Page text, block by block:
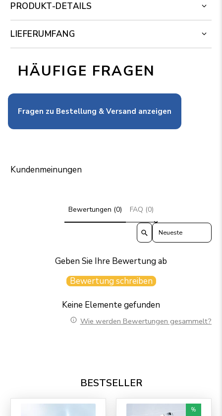
PRODUKT-DETAILS
LIEFERUMFANG
HÄUFIGE FRAGEN
Fragen zu Bestellung & Versand anzeigen
Kundenmeinungen
Bewertungen (0) FAQ (0)
Sort reviews by
Geben Sie Ihre Bewertung ab
Bewertung schreiben
Keine Elemente gefunden
Wie werden Bewertungen gesammelt?
BESTSELLER
%